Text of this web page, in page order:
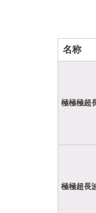
名称
極極極超
極極超長